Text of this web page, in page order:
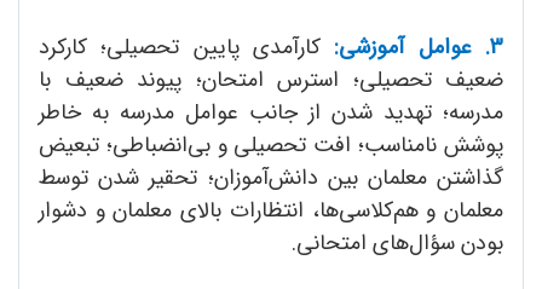
3. عوامل آموزشی:
کارآمدی پایین تحصیلی؛ کارکرد
ضعیف تحصیلی؛ استرس‌ امتحان؛ پیوند ضعیف با
مدرسه؛ تهدید شدن از جانب عوامل مدرسه به خاطر
پوشش نامناسب؛ افت تحصیلی و بی‌انضباطی؛ تبعیض
گذاشتن معلمان بین دانش‌آموزان؛ تحقیر شدن توسط
معلمان و هم‌کلاسی‌ها، انتظارات بالای معلمان و دشوار
بودن سؤال‌های امتحانی.